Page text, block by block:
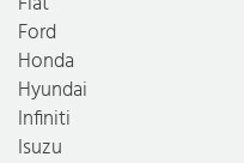
Ford
Honda
Hyundai
Infiniti
Isuzu